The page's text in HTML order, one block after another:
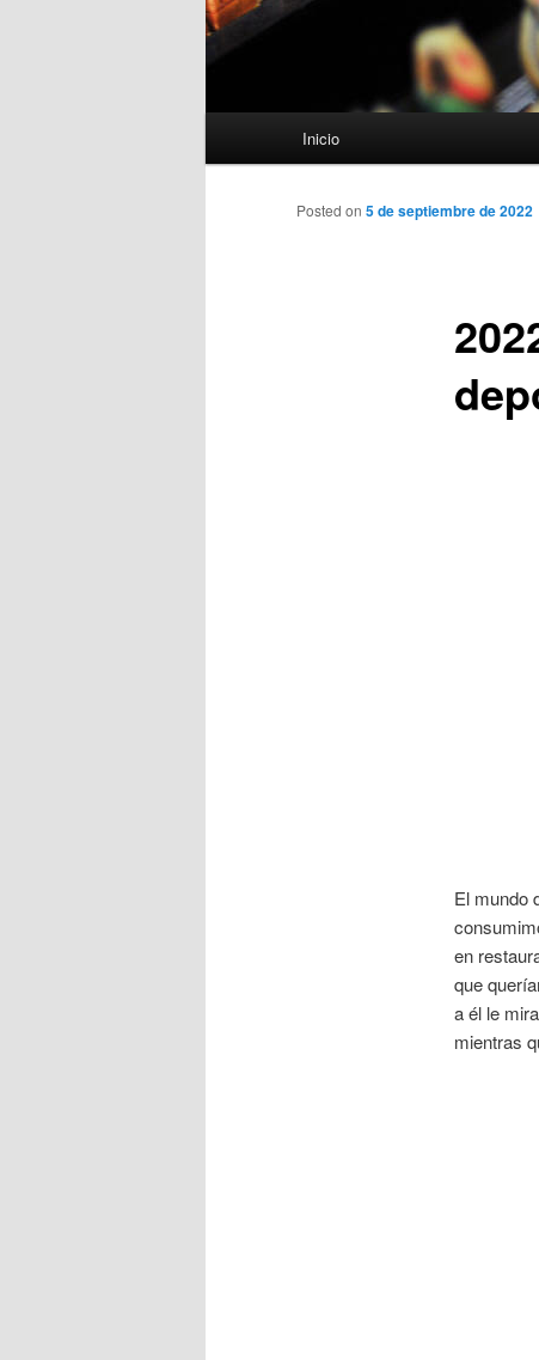
Inicio
Posted on 5 de septiembre de 2022
El mundo
en
que
a él le
mientras